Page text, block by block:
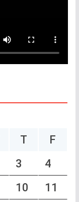
T
F
3
4
10
11